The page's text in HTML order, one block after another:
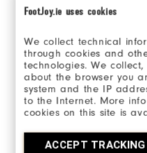
FootJoy.ie uses cookies
We collect technical
through cookies and
technologies. We
about the browser you
system and the IP
to the Internet. More
cookies on this site is
ACCEPT TRACKING